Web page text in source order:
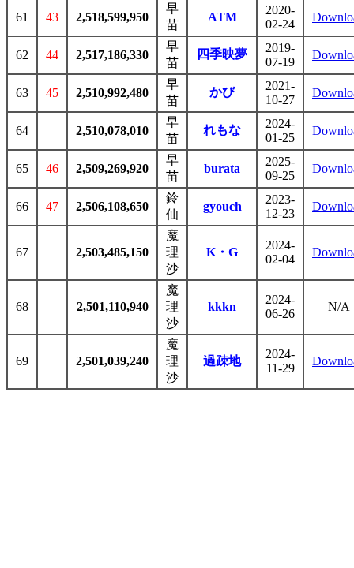
61 43 2,518,599,950
早
苗
ATM
2020-
02-24
62 44 2,517,186,330
早
苗
四季映夢
2019-
07-19
63 45 2,510,992,480
早
苗
かび
2021-
10-27
64 2,510,078,010
早
苗
れもな
2024-
01-25
65 46 2,509,269,920
早
苗
burata
2025-
09-25
66 47 2,506,108,650
鈴
仙
gyouch
2023-
12-23
67 2,503,485,150
魔
理
沙
K・G
2024-
02-04
68 2,501,110,940
魔
理
沙
kkkn
2024-
06-26
N/A
69 2,501,039,240
魔
理
沙
過疎地
2024-
11-29